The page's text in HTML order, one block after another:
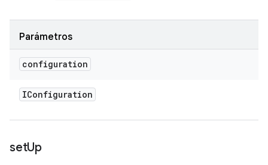
Parámetros
configuration
IConfiguration
setUp